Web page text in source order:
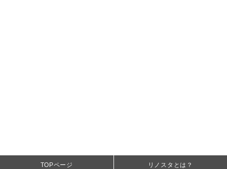
TOPページ リノスタとは？